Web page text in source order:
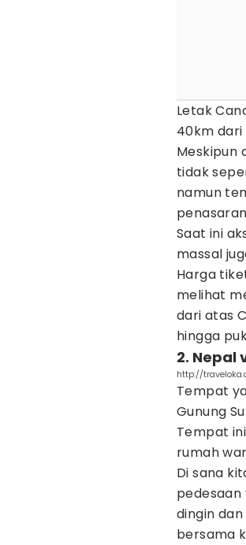
Letak
40km dari
Meskipun
tidak
namun
Saat ini
massal
Harga
melihat
dari atas
hingga
2. Nepal
http://
Tempat
Gunung
Tempat
rumah
Di sana
pedesaan
dingin
bersama